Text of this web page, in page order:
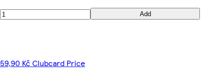
Add
59,90 Kč Clubcard Price